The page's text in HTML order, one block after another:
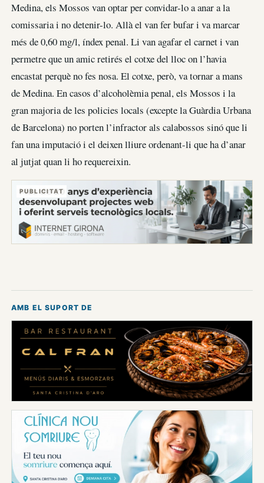
Medina, els Mossos van optar per convidar-lo a anar a la
comissaria i no detenir-lo. Allà el van fer bufar i va marcar
més de 0,60 mg/l, índex penal. Li van agafar el carnet i van
permetre que un amic retirés el cotxe del lloc on l’havia
encastat perquè no fes nosa. El cotxe, però, va tornar a mans
de Medina. En casos d’alcoholèmia penal, els Mossos i la
gran majoria de les policies locals (excepte la Guàrdia Urbana
de Barcelona) no porten l’infractor als calabossos sinó que li
fan una imputació i el deixen lliure ordenant-li que ha d’anar
al jutjat quan li ho requereixin.
PUBLICITAT
AMB EL SUPORT DE